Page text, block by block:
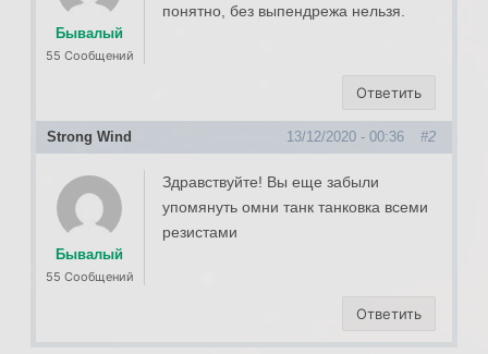
Бывалый
55 Сообщений
понятно, без выпендрежа нельзя.
Ответить
Strong Wind #2
13/12/2020 - 00:36
Бывалый
55 Сообщений
Здравствуйте! Вы еще забыли
упомянуть омни танк танковка всеми
резистами
Ответить